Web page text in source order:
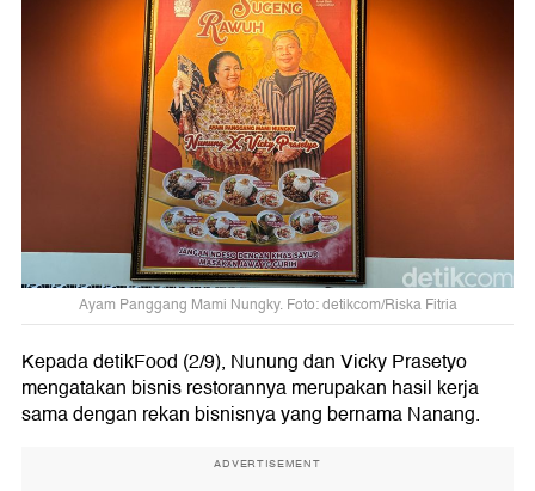
Ayam Panggang Mami Nungky. Foto: detikcom/Riska Fitria
Kepada detikFood (2/9), Nunung dan Vicky Prasetyo
mengatakan bisnis restorannya merupakan hasil kerja
sama dengan rekan bisnisnya yang bernama Nanang.
ADVERTISEMENT